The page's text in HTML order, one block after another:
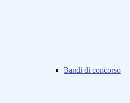
Bandi di concorso